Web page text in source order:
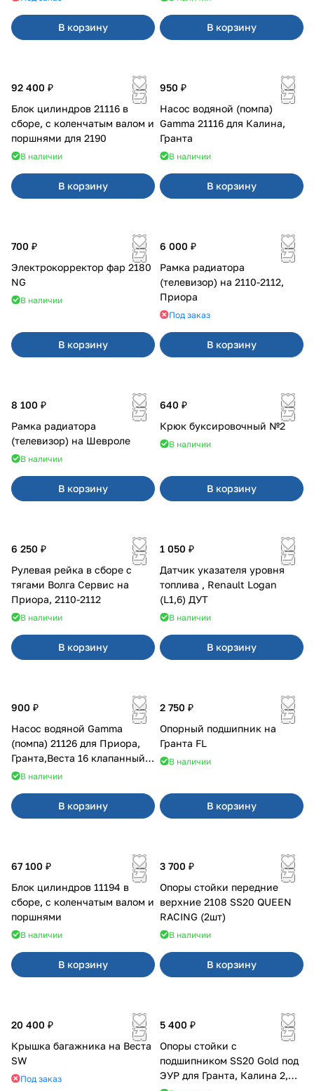
В корзину В корзину
92 400 ₽
Блок цилиндров 21116 в
сборе, с коленчатым валом и
поршнями для 2190
В наличии
В корзину
950 ₽
Насос водяной (помпа)
Gamma 21116 для Калина,
Гранта
В наличии
В корзину
700 ₽
Электрокорректор фар 2180
NG
В наличии
В корзину
6 000 ₽
Рамка радиатора
(телевизор) на 2110-2112,
Приора
Под заказ
В корзину
8 100 ₽
Рамка радиатора
(телевизор) на Шевроле
В наличии
В корзину
640 ₽
Крюк буксировочный №2
В наличии
В корзину
6 250 ₽
Рулевая рейка в сборе с
тягами Волга Сервис на
Приора, 2110-2112
В наличии
В корзину
1 050 ₽
Датчик указателя уровня
топлива , Renault Logan
(L1,6) ДУТ
В наличии
В корзину
900 ₽
Насос водяной Gamma
(помпа) 21126 для Приора,
Гранта,Веста 16 клапанный
двигатель.
В наличии
В корзину
2 750 ₽
Опорный подшипник на
Гранта FL
В наличии
В корзину
67 100 ₽
Блок цилиндров 11194 в
сборе, с коленчатым валом и
поршнями
В наличии
В корзину
3 700 ₽
Опоры стойки передние
верхние 2108 SS20 QUEEN
RACING (2шт)
В наличии
В корзину
20 400 ₽
Крышка багажника на Веста
SW
Под заказ
5 400 ₽
Опоры стойки с
подшипником SS20 Gold под
ЭУР для Гранта, Калина 2,